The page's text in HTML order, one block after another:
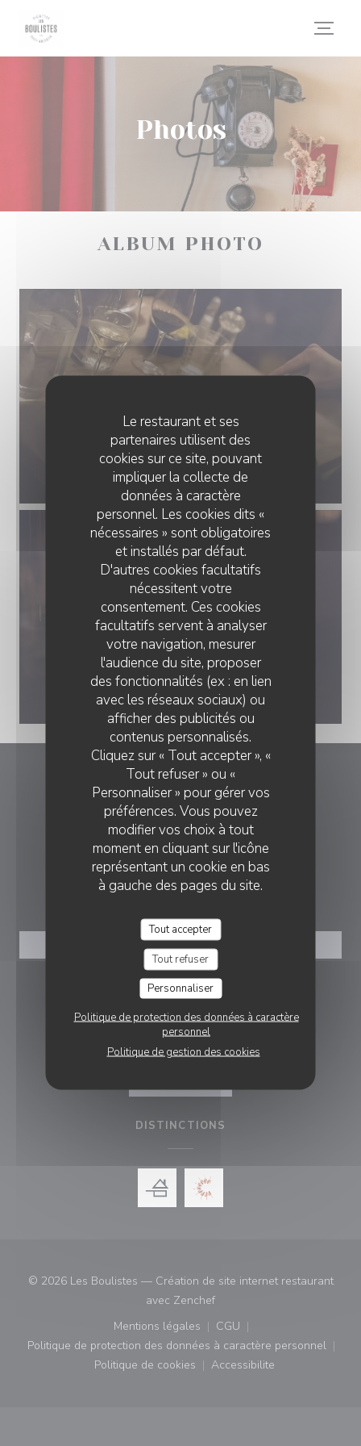
Le restaurant et ses
partenaires utilisent des
cookies sur ce site, pouvant
impliquer la collecte de
données à caractère
personnel. Les cookies dits «
nécessaires » sont obligatoires
et installés par défaut.
D'autres cookies facultatifs
nécessitent votre
consentement. Ces cookies
facultatifs servent à analyser
votre navigation, mesurer
l'audience du site, proposer
des fonctionnalités (ex : en lien
avec les réseaux sociaux) ou
afficher des publicités ou
contenus personnalisés.
Cliquez sur « Tout accepter », «
Tout refuser » ou «
Personnaliser » pour gérer vos
préférences. Vous pouvez
modifier vos choix à tout
moment en cliquant sur l'icône
représentant un cookie en bas
à gauche des pages du site.
Tout accepter
Tout refuser
Personnaliser
Politique de protection des données à caractère
personnel
Politique de gestion des cookies
Photos
ALBUM PHOTO
Les Boulistes
9 Pl. Tabareau 69004 Lyon((ouvre une nouvelle
04 78 28 44 13
RÉSERVATION
RÉSERVER
NOUS SUIVRE
Facebook ((ouvre une nouvelle
Instagram ((ouvre une
DISTINCTIONS
© 2026 Les Boulistes — Création de site internet restaurant
avec Zenchef((ouvre une nouvelle
Mentions légales
((ouvre une nouvelle fenêtre))
CGU
((ouvre une nouvelle
Politique de protection des données à caractère personnel
((ouvre une nouvelle fenêtre))
Politique de cookies
((ouvre une nouvelle fenêtre))
Accessibilite
((ouvre une nouvelle